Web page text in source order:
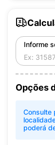
Informe
Opções
Consulte
poderá